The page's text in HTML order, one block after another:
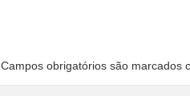
Campos obrigatórios são marcados